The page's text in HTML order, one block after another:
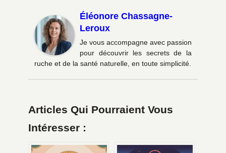
Éléonore Chassagne-
Leroux
Je vous accompagne avec passion
pour découvrir les secrets de la
ruche et de la santé naturelle, en toute simplicité.
Articles Qui Pourraient Vous
Intéresser :